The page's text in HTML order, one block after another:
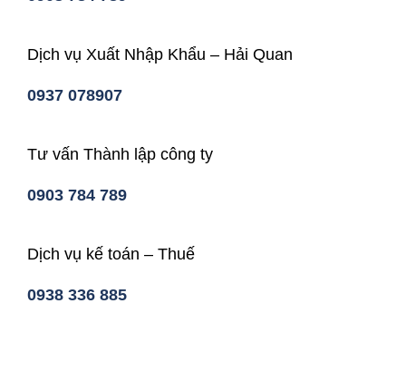
Dịch vụ Xuất Nhập Khẩu – Hải Quan
0937 078907
Tư vấn Thành lập công ty
0903 784 789
Dịch vụ kế toán – Thuế
0938 336 885